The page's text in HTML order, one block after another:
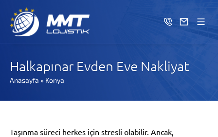
Halkapınar Evden Eve Nakliyat
Anasayfa » Konya
Taşınma süreci herkes için stresli olabilir. Ancak,